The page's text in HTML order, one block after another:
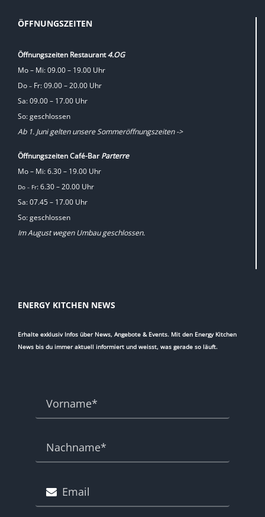
ÖFFNUNGSZEITEN
Öffnungszeiten Restaurant4.OG
Mo – Mi: 09.00 – 19.00 Uhr
Do – Fr: 09.00 – 20.00 Uhr
Sa: 09.00 – 17.00 Uhr
So: geschlossen
Ab 1. Juni gelten unsere Sommeröffnungszeiten ->
Öffnungszeiten Café-BarParterre
Mo – Mi: 6.30 – 19.00 Uhr
Do – Fr: 6.30 – 20.00 Uhr
Sa: 07.45 – 17.00 Uhr
So: geschlossen
Im August wegen Umbau geschlossen.
ENERGY KITCHEN NEWS
Erhalte exklusiv Infos über News, Angebote & Events. Mit den Energy Kitchen
News bis du immer aktuell informiert und weisst, was gerade so läuft.